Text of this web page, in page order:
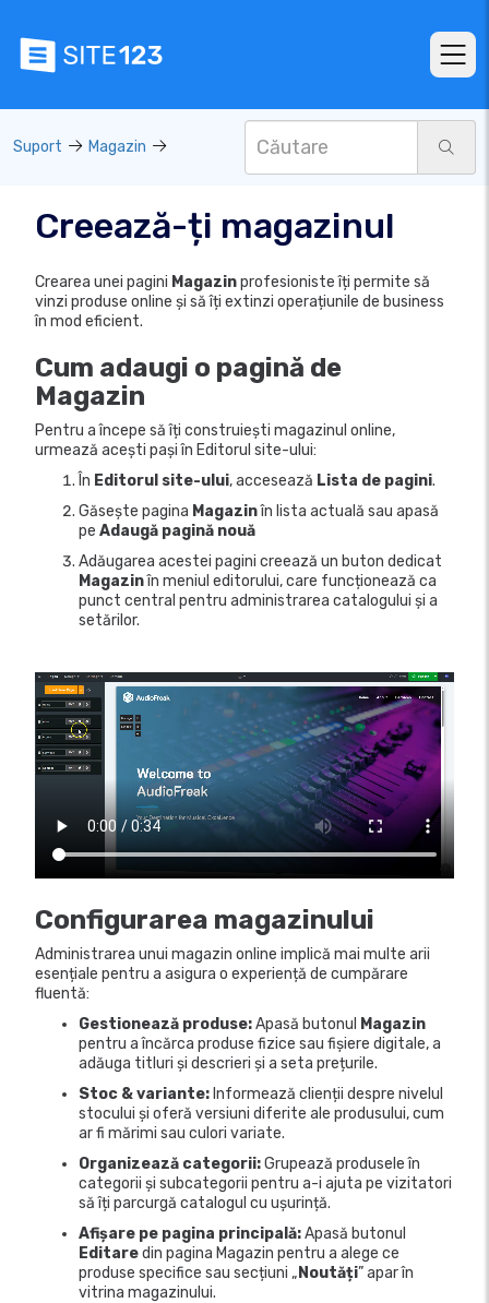
Suport Magazin
Creează-ți magazinul
Crearea unei pagini Magazinprofesioniste îți permite să
vinzi produse online și să îți extinzi operațiunile de business
în mod eficient.
Cum adaugi o pagină de
Magazin
Pentru a începe să îți construiești magazinul online,
urmează acești pași în Editorul site-ului:
În Editorul site-ului, accesează Lista de pagini.
Găsește pagina Magazinîn lista actuală sau apasă
pe Adaugă pagină nouă
Adăugarea acestei pagini creează un buton dedicat
Magazinîn meniul editorului, care funcționează ca
punct central pentru administrarea catalogului și a
setărilor.
Configurarea magazinului
Administrarea unui magazin online implică mai multe arii
esențiale pentru a asigura o experiență de cumpărare
fluentă:
Gestionează produse:Apasă butonul Magazin
pentru a încărca produse fizice sau fișiere digitale, a
adăuga titluri și descrieri și a seta prețurile.
Stoc & variante: Informează clienții despre nivelul
stocului și oferă versiuni diferite ale produsului, cum
ar fi mărimi sau culori variate.
Organizează categorii:Grupează produsele în
categorii și subcategorii pentru a-i ajuta pe vizitatori
să îți parcurgă catalogul cu ușurință.
Afișare pe pagina principală:Apasă butonul
Editaredin pagina Magazin pentru a alege ce
produse specifice sau secțiuni „ Noutăți” apar în
vitrina magazinului.